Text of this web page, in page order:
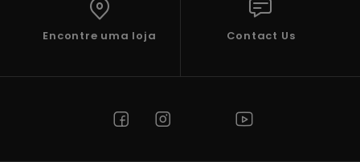
Encontre uma loja Contact Us